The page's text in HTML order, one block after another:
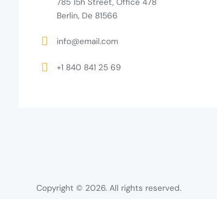
Berlin, De 81566
info@email.com
+1 840 841 25 69
Copyright © 2026. All rights reserved.